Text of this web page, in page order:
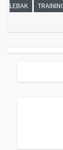
LEBAK